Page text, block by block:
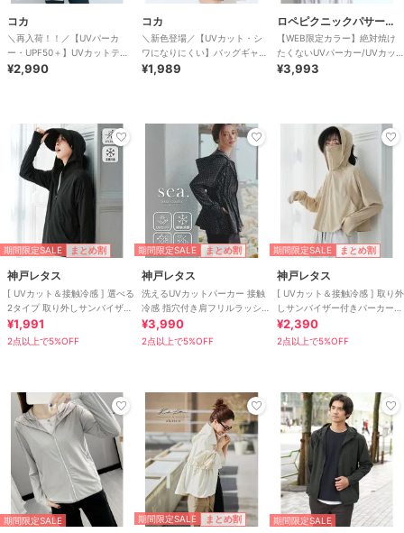
コカ
＼再入荷！！／【UVパーカ
ー・UPF50＋】UVカットティ
アードパーカー 全4色
¥2,990
コカ
＼新色登場／【UVカット・シ
ワになりにくい】バッグギャザ
ーUVパーカー 全4色
¥1,989
ロペピクニックパサージュ
【WEB限定カラー】絶対焼け
たくないUVパーカー/UVカッ
ト・接触冷感
¥3,993
期間限定SALE まとめ割
神戸レタス
[ UVカット＆接触冷感 ] 選べる
2タイプ 取り外しサンバイザー
付きパーカー [C7760]
¥1,991
2点以上で5%OFF
期間限定SALE まとめ割
神戸レタス
洗えるUVカットパーカー 接触
冷感 指穴付き肩フリルラッシ
ュガード [S209]
¥3,990
2点以上で5%OFF
期間限定SALE まとめ割
神戸レタス
[ UVカット＆接触冷感 ] 取り外
しサンバイザー付きパーカー
[C7966]
¥2,390
2点以上で5%OFF
期間限定SALE 期間限定SALE まとめ割 期間限定SALE